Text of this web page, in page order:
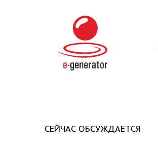
СЕЙЧАС ОБСУЖДАЕТСЯ